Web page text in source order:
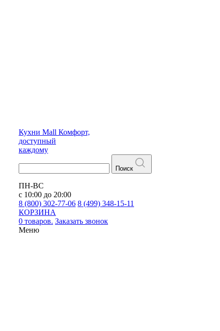
Кухни Mall Комфорт,
доступный
каждому
Поиск
ПН-ВС
с 10:00 до 20:00
8 (800) 302-77-06 8 (499) 348-15-11
КОРЗИНА
0 товаров. Заказать звонок
Меню